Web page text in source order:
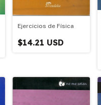
Ejercicios de Física
$14.21 USD